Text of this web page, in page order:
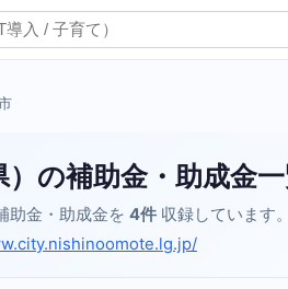
の補助金・助成金
助金・助成金を 4件 収録しています